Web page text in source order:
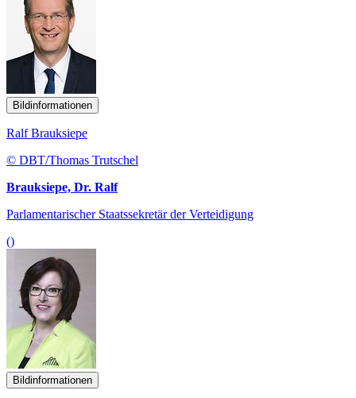
Bildinformationen
Ralf Brauksiepe
© DBT/Thomas Trutschel
Brauksiepe, Dr. Ralf
Parlamentarischer Staatssekretär der Verteidigung
()
Bildinformationen